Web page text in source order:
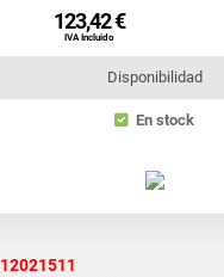
123,42 €
IVA Incluido
Disponibilidad
En stock
12021511